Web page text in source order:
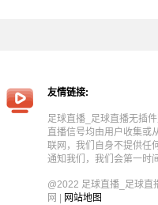
友情链接:
足球直播_足球直播无插
直播信号均由用户收集或
联网，我们自身不提供任
通知我们，我们会第一时
@2022 足球直播_足球直
网 |
网站地图